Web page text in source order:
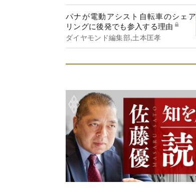
パナが電動アシスト自転車のシェア
リングに後発でも参入する理由
ダイヤモンド編集部,土本匡孝